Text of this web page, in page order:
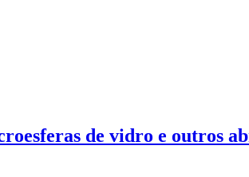
de vidro e outros